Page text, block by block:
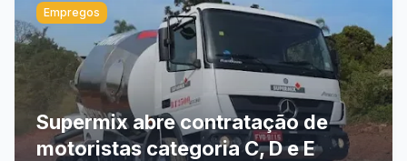
Empregos
Supermix abre contratação de
motoristas categoria C, D e E